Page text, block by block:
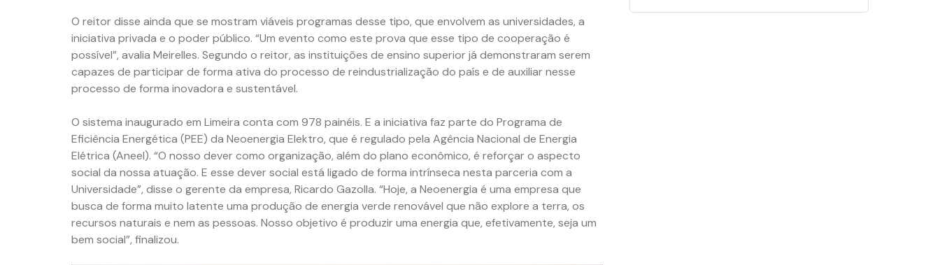
O reitor disse ainda que se mostram viáveis programas desse tipo, que envolvem as universidades, a
iniciativa privada e o poder público. “Um evento como este prova que esse tipo de cooperação é
possível”, avalia Meirelles. Segundo o reitor, as instituições de ensino superior já demonstraram serem
capazes de participar de forma ativa do processo de reindustrialização do país e de auxiliar nesse
processo de forma inovadora e sustentável.
O sistema inaugurado em Limeira conta com 978 painéis. E a iniciativa faz parte do Programa de
Eficiência Energética (PEE) da Neoenergia Elektro, que é regulado pela Agência Nacional de Energia
Elétrica (Aneel). “O nosso dever como organização, além do plano econômico, é reforçar o aspecto
social da nossa atuação. E esse dever social está ligado de forma intrínseca nesta parceria com a
Universidade”, disse o gerente da empresa, Ricardo Gazolla. “Hoje, a Neoenergia é uma empresa que
busca de forma muito latente uma produção de energia verde renovável que não explore a terra, os
recursos naturais e nem as pessoas. Nosso objetivo é produzir uma energia que, efetivamente, seja um
bem social”, finalizou.